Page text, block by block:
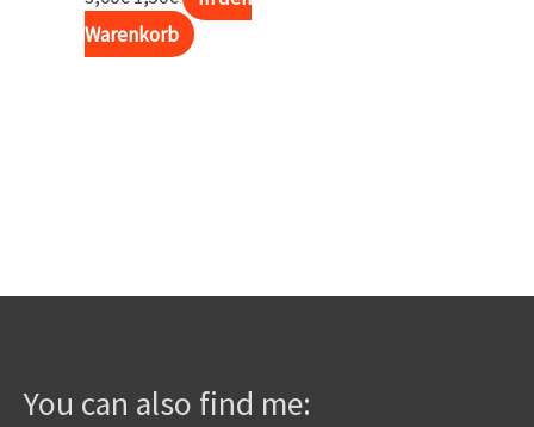
PreisPreis
Warenkorb
You can also find me: